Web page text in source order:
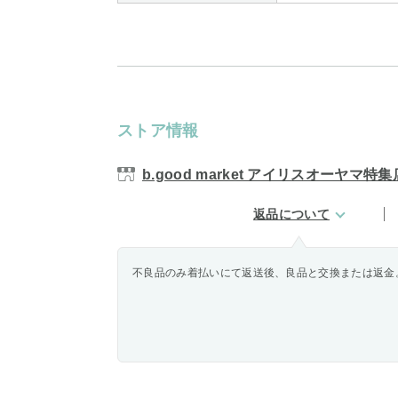
ストア情報
b.good market アイリスオーヤマ特集
返品について
不良品のみ着払いにて返送後、良品と交換または返金